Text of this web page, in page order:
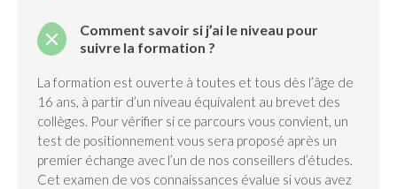
Comment savoir si j’ai le niveau pour
suivre la formation ?
La formation est ouverte à toutes et tous dès l’âge de
16 ans, à partir d’un niveau équivalent au brevet des
collèges. Pour vérifier si ce parcours vous convient, un
test de positionnement vous sera proposé après un
premier échange avec l’un de nos conseillers d’études.
Cet examen de vos connaissances évalue si vous avez